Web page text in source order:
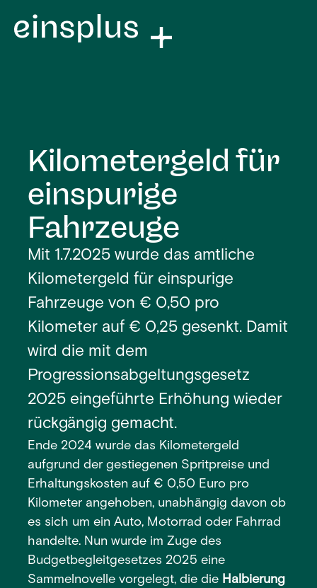
Kilometergeld für
einspurige
Fahrzeuge
Mit 1.7.2025 wurde das amtliche
Kilometergeld für einspurige
Fahrzeuge von € 0,50 pro
Kilometer auf € 0,25 gesenkt. Damit
wird die mit dem
Progressionsabgeltungsgesetz
2025 eingeführte Erhöhung wieder
rückgängig gemacht.
Ende 2024 wurde das Kilometergeld
aufgrund der gestiegenen Spritpreise und
Erhaltungskosten auf € 0,50 Euro pro
Kilometer angehoben, unabhängig davon ob
es sich um ein Auto, Motorrad oder Fahrrad
handelte. Nun wurde im Zuge des
Budgetbegleitgesetzes 2025 eine
Sammelnovelle vorgelegt, die die Halbierung